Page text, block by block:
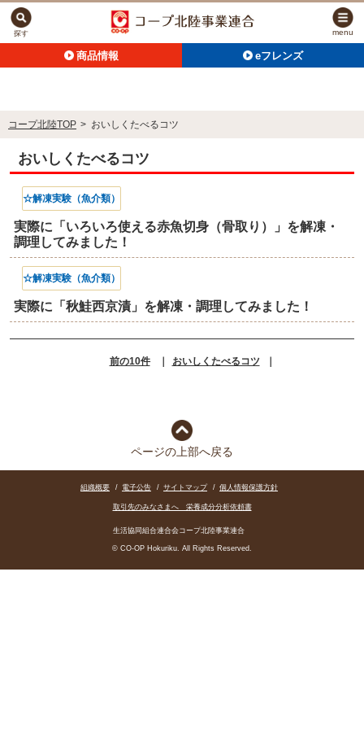
商品情報 eフレンズ
探す menu
コープ北陸TOP > おいしくたべるコツ
おいしくたべるコツ
☆解凍実験（魚介類）
実際に「いろいろ使える赤魚切身（骨取り）」を解凍・
調理してみました！
☆解凍実験（魚介類）
実際に「秋鮭西京漬」を解凍・調理してみました！
前の10件 ｜ おいしくたべるコツ ｜
ページの上部へ戻る
組織概要 / 電子公告 / サイトマップ / 個人情報保護方針
取引先のみなさまへ 栄養成分分析依頼書
生活協同組合連合会コープ北陸事業連合
© CO-OP Hokuriku. All Rights Reserved.